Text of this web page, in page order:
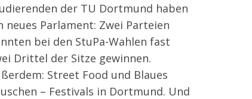
der TU Dortmund haben
neues Parlament: Zwei Parteien
bei den StuPa-Wahlen fast
Drittel der Sitze gewinnen.
Street Food und Blaues
– Festivals in Dortmund. Und